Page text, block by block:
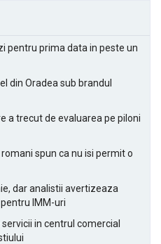
pentru prima data in peste un
din Oradea sub brandul
a trecut de evaluarea pe piloni
spun ca nu isi permit o
dar analistii avertizeaza
IMM-uri
in centrul comercial